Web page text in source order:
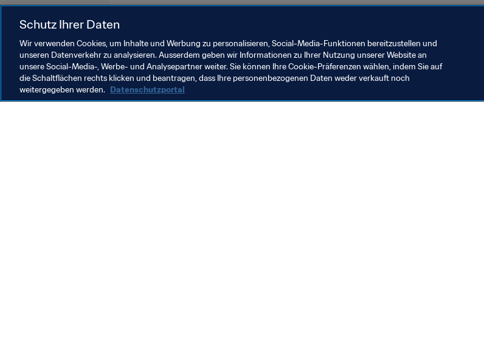
Schutz Ihrer Daten
Wir verwenden Cookies, um Inhalte und Werbung zu personalisieren, Social-Media-Funktionen bereitzustellen und
unseren Datenverkehr zu analysieren. Ausserdem geben wir Informationen zu Ihrer Nutzung unserer Website an
unsere Social-Media-, Werbe- und Analysepartner weiter. Sie können Ihre Cookie-Präferenzen wählen, indem Sie auf
die Schaltflächen rechts klicken und beantragen, dass Ihre personenbezogenen Daten weder verkauft noch
weitergegeben werden. Datenschutzportal